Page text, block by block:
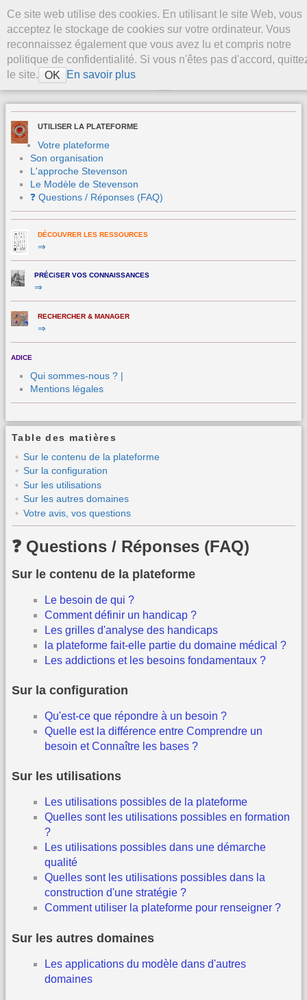
Aller au contenu
La Plateforme
Stevenson
UTILISER LA PLATEFORME
Votre plateforme
Son organisation
L'approche Stevenson
Le Modèle de Stevenson
❓ Questions / Réponses (FAQ)
DÉCOUVRER LES RESSOURCES
⇒
PRÉCiSER VOS CONNAISSANCES
⇒
RECHERCHER & MANAGER
⇒
ADICE
Qui sommes-nous ? |
Mentions légales
Table des matières
Sur le contenu de la plateforme
Sur la configuration
Sur les utilisations
Sur les autres domaines
Votre avis, vos questions
❓ Questions / Réponses (FAQ)
Sur le contenu de la plateforme
Le besoin de qui ?
Comment définir un handicap ?
Les grilles d'analyse des handicaps
la plateforme fait-elle partie du domaine médical ?
Les addictions et les besoins fondamentaux ?
Sur la configuration
Qu'est-ce que répondre à un besoin ?
Quelle est la différence entre Comprendre un
besoin et Connaître les bases ?
Sur les utilisations
Les utilisations possibles de la plateforme
Quelles sont les utilisations possibles en formation
?
Les utilisations possibles dans une démarche
qualité
Quelles sont les utilisations possibles dans la
construction d'une stratégie ?
Comment utiliser la plateforme pour renseigner ?
Sur les autres domaines
Les applications du modèle dans d'autres
domaines
Ce site web utilise des cookies. En utilisant le site Web, vous
acceptez le stockage de cookies sur votre ordinateur. Vous
reconnaissez également que vous avez lu et compris notre
politique de confidentialité. Si vous n'êtes pas d'accord,
le site. OK En savoir plus